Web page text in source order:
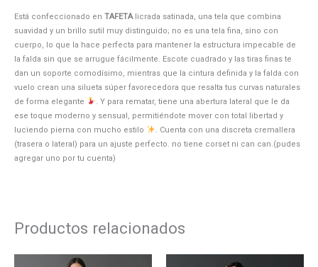
Está confeccionado en TAFETAlicrada satinada, una tela que combina
suavidad y un brillo sutil muy distinguido; no es una tela fina, sino con
cuerpo, lo que la hace perfecta para mantener la estructura impecable de
la falda sin que se arrugue fácilmente. Escote cuadrado y las tiras finas te
dan un soporte comodísimo, mientras que la cintura definida y la falda con
vuelo crean una silueta súper favorecedora que resalta tus curvas naturales
de forma elegante
. Y para rematar, tiene una abertura lateral que le da
ese toque moderno y sensual, permitiéndote mover con total libertad y
luciendo pierna con mucho estilo
. Cuenta con una discreta cremallera
(trasera o lateral) para un ajuste perfecto. no tiene corset ni can can.(pudes
agregar uno por tu cuenta)
Productos relacionados